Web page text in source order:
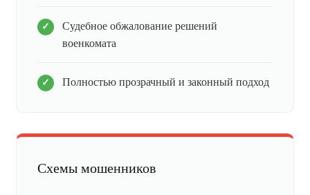
Судебное обжалование решений
военкомата
Полностью прозрачный и законный подход
Схемы мошенников